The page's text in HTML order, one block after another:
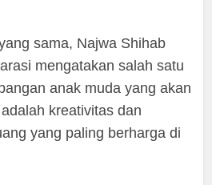
sama, Najwa Shihab
mengatakan salah satu
anak muda yang akan
kreativitas dan
yang paling berharga di